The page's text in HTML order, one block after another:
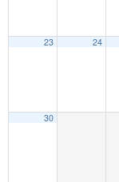
23 24
30